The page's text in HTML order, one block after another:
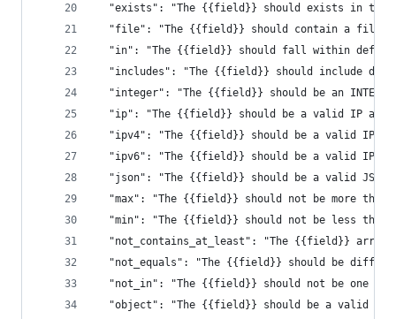
"exists": "The {{field}} should exists in
"file": "The {{field}} should contain a
"in": "The {{field}} should fall within
"includes": "The {{field}} should include
"integer": "The {{field}} should be an
"ip": "The {{field}} should be a valid IP
"ipv4": "The {{field}} should be a valid IPV4
"ipv6": "The {{field}} should be a valid IPV6
"json": "The {{field}} should be a valid JSON
"max": "The {{field}} should not be more than
"min": "The {{field}} should not be less than
"not_contains_at_least": "The {{field}}
"not_equals": "The {{field}} should be
"not_in": "The {{field}} should not be one of
"object": "The {{field}} should be a valid